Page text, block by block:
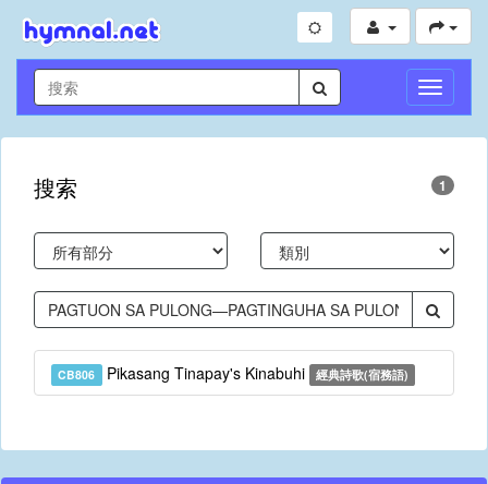
切
換
導
搜索 1
CB806 Pikasang Tinapay's Kinabuhi 經典詩歌(宿務語)